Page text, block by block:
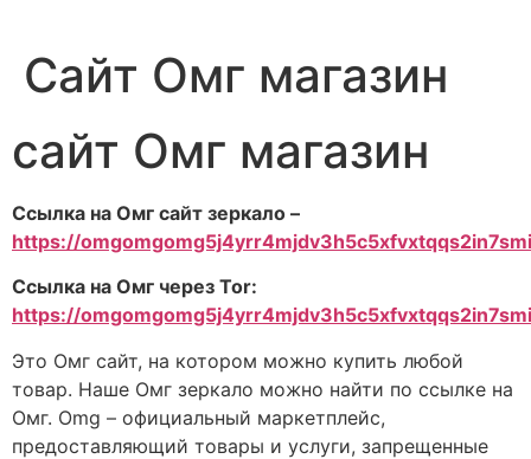
Сайт Омг магазин
сайт Омг магазин
Ссылка на Омг сайт зеркало –
https://
Ссылка на Омг через Tor:
https://
Это Омг сайт, на котором можно купить любой
товар. Наше Омг зеркало можно найти по ссылке на
Омг. Omg – официальный маркетплейс,
предоставляющий товары и услуги, запрещенные